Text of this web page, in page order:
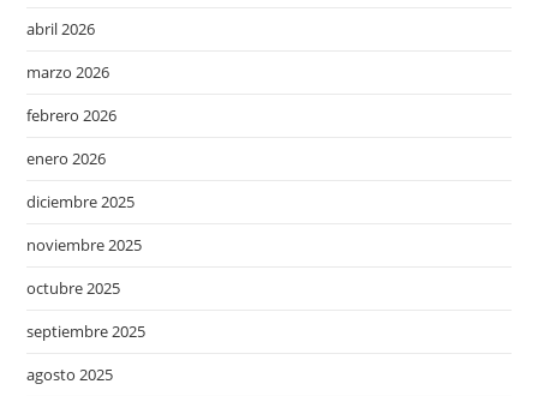
abril 2026
marzo 2026
febrero 2026
enero 2026
diciembre 2025
noviembre 2025
octubre 2025
septiembre 2025
agosto 2025